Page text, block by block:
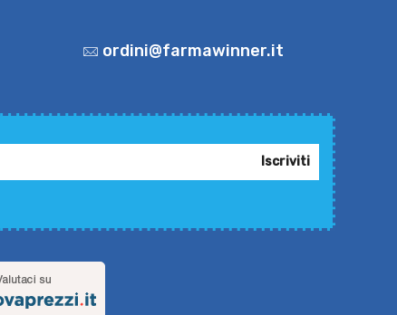
ordini@farmawinner.it
Iscriviti